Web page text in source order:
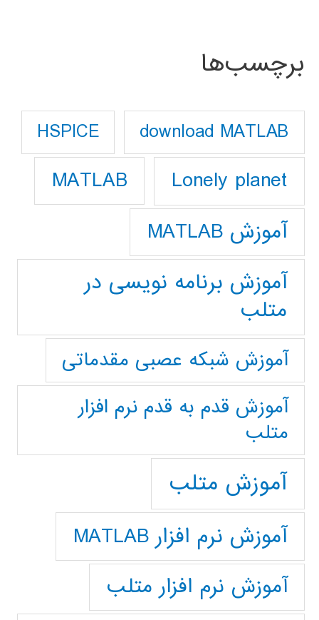
برچسب‌ها
download MATLAB
HSPICE
Lonely planet
MATLAB
آموزش MATLAB
آموزش برنامه نویسی در
متلب
آموزش شبکه عصبی مقدماتی
آموزش قدم به قدم نرم افزار
متلب
آموزش متلب
آموزش نرم افزار MATLAB
آموزش نرم افزار متلب